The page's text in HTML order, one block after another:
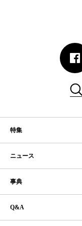
特集
ニュース
事典
Q&A